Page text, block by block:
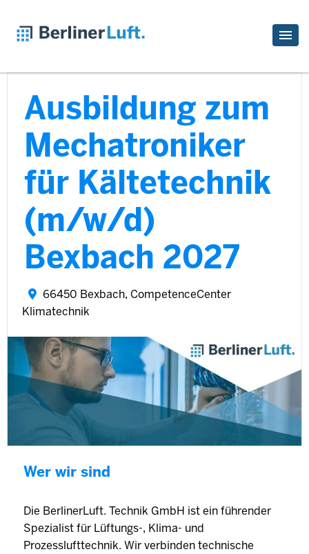
Ausbildung zum
Mechatroniker
für Kältetechnik
(m/w/d)
Bexbach 2027
66450 Bexbach, CompetenceCenter
Klimatechnik
Wer wir sind
Die BerlinerLuft. Technik GmbH ist ein führender
Spezialist für Lüftungs-, Klima- und
Prozesslufttechnik. Wir verbinden technische